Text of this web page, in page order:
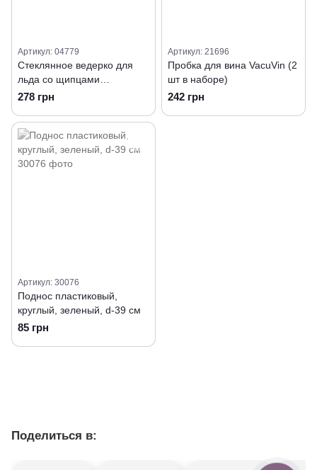
Артикул: 04779
Стеклянное ведерко для
льда со щипцами
Pasabahce Karat 1870 мл
278 грн
Артикул: 21696
Пробка для вина VacuVin (2
шт в наборе)
242 грн
Артикул: 30076
Поднос пластиковый,
круглый, зеленый, d-39 см
85 грн
Поделиться в: